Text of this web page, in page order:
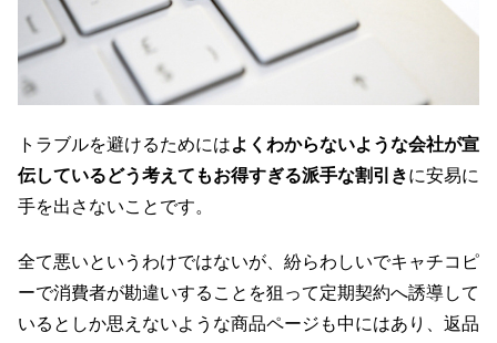
トラブルを避けるためにはよくわからないような会社が宣
伝しているどう考えてもお得すぎる派手な割引きに安易に
手を出さないことです。
全て悪いというわけではないが、紛らわしいでキャチコピ
ーで消費者が勘違いすることを狙って定期契約へ誘導して
いるとしか思えないような商品ページも中にはあり、返品